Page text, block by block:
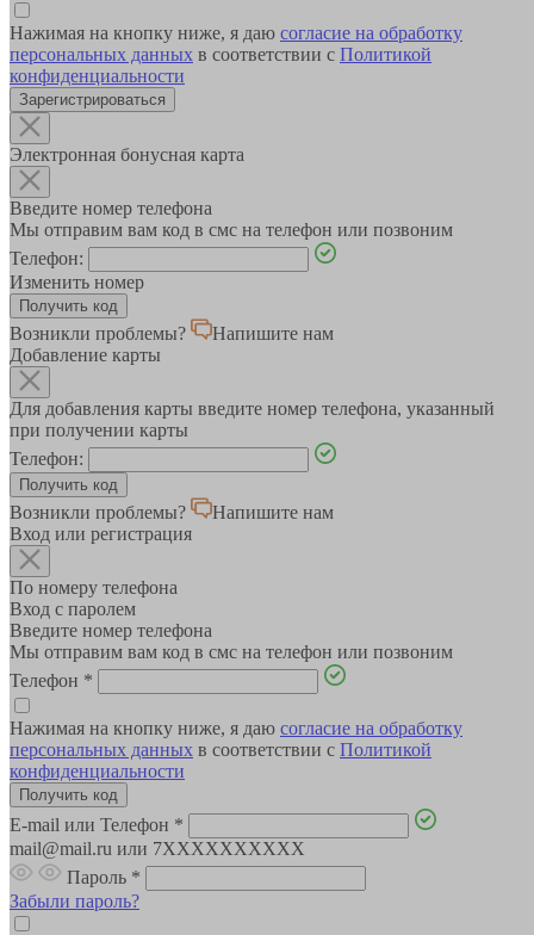
Нажимая на кнопку ниже, я даю согласие на обработку
персональных данных в соответствии с Политикой
конфиденциальности
Зарегистрироваться
Электронная бонусная карта
Введите номер телефона
Мы отправим вам код в смс на телефон или позвоним
Телефон:
Изменить номер
Возникли проблемы?
Напишите нам
Добавление карты
Для добавления карты введите номер телефона, указанный
при получении карты
Телефон:
Возникли проблемы?
Напишите нам
Вход или регистрация
По номеру телефона
Вход с паролем
Введите номер телефона
Мы отправим вам код в смс на телефон или позвоним
Телефон *
Нажимая на кнопку ниже, я даю согласие на обработку
персональных данных в соответствии с Политикой
конфиденциальности
E-mail или Телефон *
mail@mail.ru или 7XXXXXXXXXX
Пароль *
Забыли пароль?